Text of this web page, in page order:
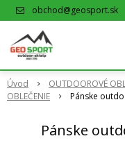
obchod@geosport.sk
Úvod OUTDOOROVÉ
OBLEČENIE
Pánske
Pánske